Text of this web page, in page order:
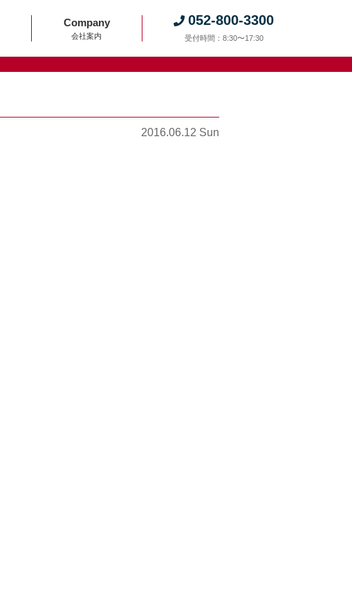
Company
会社案内
052-800-3300
受付時間：8:30〜17:30
2016.06.12 Sun